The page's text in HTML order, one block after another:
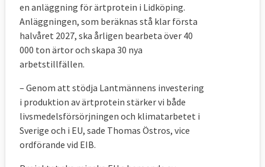
en anläggning för ärtprotein i Lidköping.
Anläggningen, som beräknas stå klar första
halvåret 2027, ska årligen bearbeta över 40
000 ton ärtor och skapa 30 nya
arbetstillfällen.
– Genom att stödja Lantmännens investering
i produktion av ärtprotein stärker vi både
livsmedelsförsörjningen och klimatarbetet i
Sverige och i EU, sade Thomas Östros, vice
ordförande vid EIB.